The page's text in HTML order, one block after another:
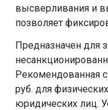
высверливания и
позволяет
Предназначен для
Рекомендованная
руб. для
юридических лиц.